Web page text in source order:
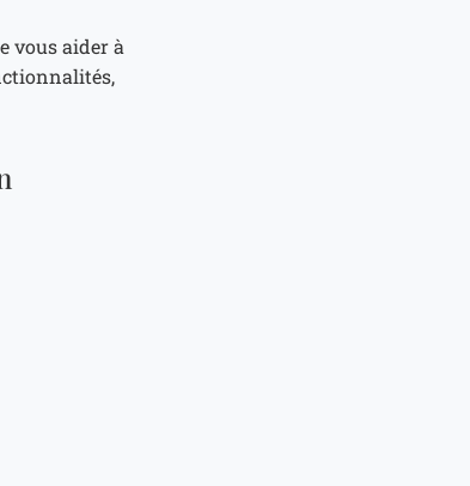
vous aider à